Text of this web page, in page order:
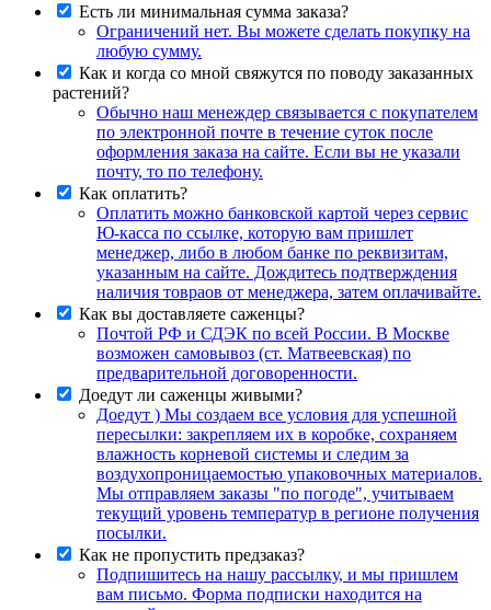
Есть ли минимальная сумма заказа?
Ограничений нет. Вы можете сделать покупку на
любую сумму.
Как и когда со мной свяжутся по поводу заказанных
растений?
Обычно наш менеждер связывается с покупателем
по электронной почте в течение суток после
оформления заказа на сайте. Если вы не указали
почту, то по телефону.
Как оплатить?
Оплатить можно банковской картой через сервис
Ю-касса по ссылке, которую вам пришлет
менеджер, либо в любом банке по реквизитам,
указанным на сайте. Дождитесь подтверждения
наличия товраов от менеджера, затем оплачивайте.
Как вы доставляете саженцы?
Почтой РФ и СДЭК по всей России. В Москве
возможен самовывоз (ст. Матвеевская) по
предварительной договоренности.
Доедут ли саженцы живыми?
Доедут ) Мы создаем все условия для успешной
пересылки: закрепляем их в коробке, сохраняем
влажность корневой системы и следим за
воздухопроницаемостью упаковочных материалов.
Мы отправляем заказы "по погоде", учитываем
текущий уровень температур в регионе получения
посылки.
Как не пропустить предзаказ?
Подпишитесь на нашу рассылку, и мы пришлем
вам письмо. Форма подписки находится на